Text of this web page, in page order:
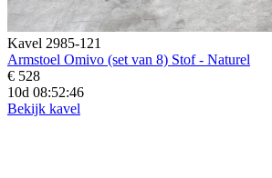
Kavel 2985-121
Armstoel Omivo (set van 8) Stof - Naturel
€ 528
10d 08:52:44
Bekijk kavel